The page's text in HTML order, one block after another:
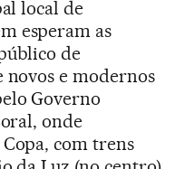
local de
esperam as
de
e modernos
Governo
onde
com trens